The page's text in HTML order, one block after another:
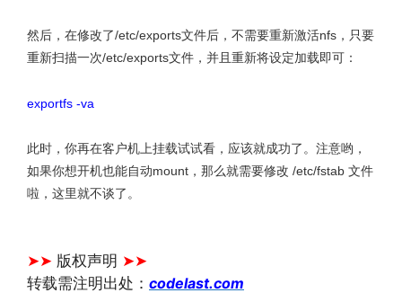
然后，在修改了/etc/exports文件后，不需要重新激活nfs，只要
重新扫描一次/etc/exports文件，并且重新将设定加载即可：
exportfs -va
此时，你再在客户机上挂载试试看，应该就成功了。注意哟，
如果你想开机也能自动mount，那么就需要修改 /etc/fstab 文件
啦，这里就不谈了。
➤➤ 版权声明 ➤➤
转载需注明出处： codelast.com